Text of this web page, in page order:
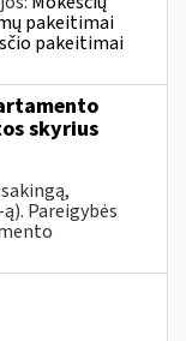
pakeitimai
pakeitimai
skyrius
Pareigybės